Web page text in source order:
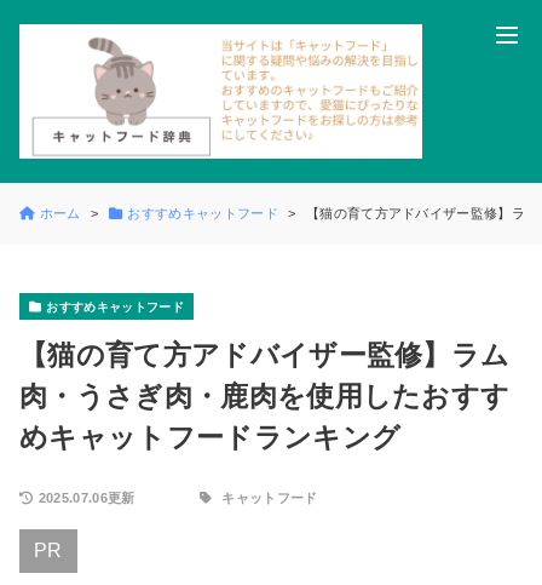
ホーム おすすめキャットフード 【猫の育て方アドバイザー監修】ラ
おすすめキャットフード
【猫の育て方アドバイザー監修】ラム
肉・うさぎ肉・鹿肉を使用したおすす
めキャットフードランキング
2025.07.06更新 キャットフード
PR